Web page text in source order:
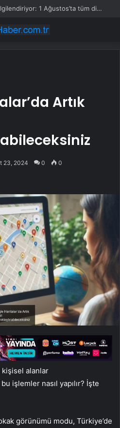
Alışveriş yapan herkesi ilgilendiriyor: 1 Ağustos’ta tüm dijital kurallar değişiyor
Artık
23, 2024 0 0
kişisel alanlar
işlemler nasıl yapılır? İşte
görünümü modu, Türkiye’de